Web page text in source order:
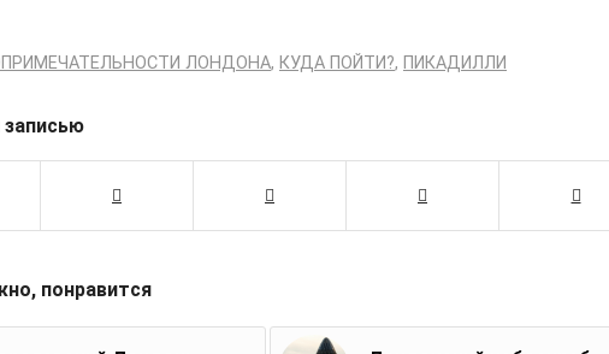
ЛОНДОНА, КУДА ПОЙТИ?, ПИКАДИЛЛИ
понравится